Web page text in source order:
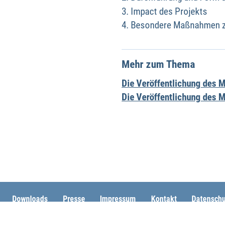
Impact des Projekts
Besondere Maßnahmen
Mehr zum Thema
Die Veröffentlichung des
Die Veröffentlichung des
Downloads Presse Impressum Kontakt